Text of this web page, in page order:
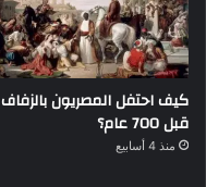
كيف احتفل المصريون بالزفاف
قبل 700 عام؟
منذ 4 أسابيع